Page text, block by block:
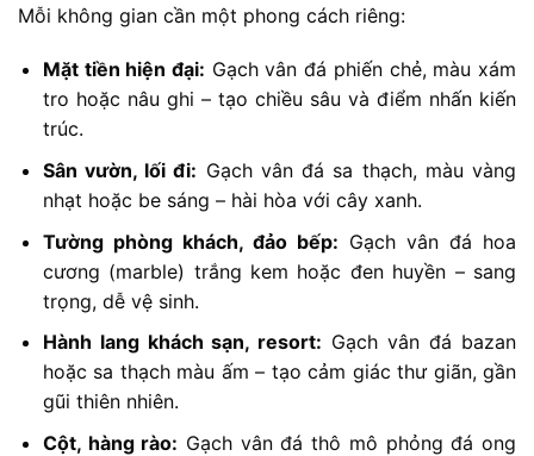
Mỗi không gian cần một phong cách riêng:
Mặt tiền hiện đại: Gạch vân đá phiến chẻ, màu xám
tro hoặc nâu ghi – tạo chiều sâu và điểm nhấn kiến
trúc.
Sân vườn, lối đi: Gạch vân đá sa thạch, màu vàng
nhạt hoặc be sáng – hài hòa với cây xanh.
Tường phòng khách, đảo bếp: Gạch vân đá hoa
cương (marble) trắng kem hoặc đen huyền – sang
trọng, dễ vệ sinh.
Hành lang khách sạn, resort: Gạch vân đá bazan
hoặc sa thạch màu ấm – tạo cảm giác thư giãn, gần
gũi thiên nhiên.
Cột, hàng rào: Gạch vân đá thô mô phỏng đá ong